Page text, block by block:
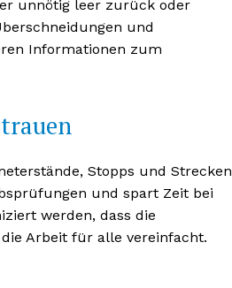
unnötig leer zurück oder
und
Informationen zum
Stopps und Strecken
und spart Zeit bei
werden, dass die
Arbeit für alle vereinfacht.